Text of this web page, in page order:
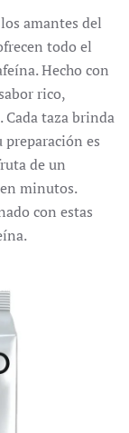
amantes del
todo el
Hecho con
rico,
Cada taza brinda
preparación es
de un
minutos.
con estas